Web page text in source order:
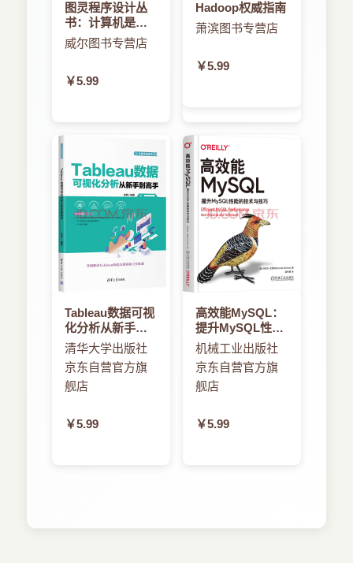
图灵程序设计丛
书：计算机是怎
样跑起来的
威尔图书专营店
￥5.99
Hadoop权威指南
萧滨图书专营店
￥5.99
Tableau数据可视
化分析从新手到
高手
清华大学出版社
京东自营官方旗
舰店
￥5.99
高效能MySQL：
提升MySQL性能
的技术与技巧
机械工业出版社
京东自营官方旗
舰店
￥5.99